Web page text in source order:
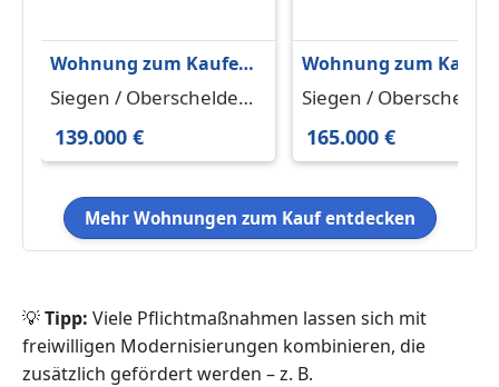
Wohnung zum Kaufen
in Siegen Oberschelden
Siegen / Oberschelden
57080
139.000 €
Wohnung zum
in Siegen
Siegen /
57080
165.000 €
Mehr Wohnungen zum Kauf entdecken
💡Tipp: Viele Pflichtmaßnahmen lassen sich mit
freiwilligen Modernisierungen kombinieren, die
zusätzlich gefördert werden – z. B.